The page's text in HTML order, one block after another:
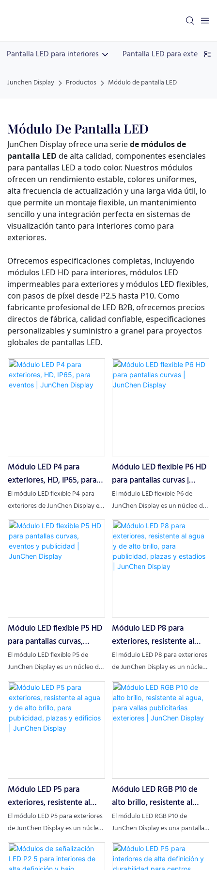
Pantalla LED para interiores Pantalla LED para exteriores
Junchen Display Productos Módulo de pantalla LED
Módulo De Pantalla LED
JunChen Display ofrece una seriede módulos de
pantalla LED de alta calidad, componentes esenciales
para pantallas LED a todo color. Nuestros módulos
ofrecen un rendimiento estable, colores uniformes,
alta frecuencia de actualización y una larga vida útil, lo
que permite un montaje flexible, un mantenimiento
sencillo y una integración perfecta en sistemas de
visualización tanto para interiores como para
exteriores.
Ofrecemos especificaciones completas, incluyendo
módulos LED HD para interiores, módulos LED
impermeables para exteriores y módulos LED flexibles,
con pasos de píxel desde P2.5 hasta P10. Como
fabricante profesional de LED B2B, ofrecemos precios
directos de fábrica, calidad confiable, especificaciones
personalizables y suministro a granel para proyectos
globales de pantallas LED.
Módulo LED P4 para
exteriores, HD, IP65, para
eventos | JunChen Display
El módulo LED flexible P4 para
exteriores de JunChen Display es
un núcleo de pantalla flexible
profesional para exteriores. Con
una distancia entre píxeles de 4
mm (62500 puntos/㎡),
exteriores se adapta a superficies
curvas. Integra imágenes HD,
durabilidad en exteriores y fácil
instalación, ideal para publicidad
exterior, fondos de escenario y
Módulo LED flexible P6 HD
para pantallas curvas |
JunChen Display
El módulo LED flexible P6 de
JunChen Display es un núcleo de
pantalla flexible profesional para
diversos escenarios. Con una
distancia entre píxeles de 6 mm
(27778 puntos/㎡), material de
PCB ultraflexible, diseño ligero y
Integra imágenes HD, es fácil de
instalar y duradero, ideal para
anuncios curvos, escenarios e
instalaciones creativas.
Módulo LED flexible P5 HD
para pantallas curvas,
eventos y publicidad |
JunChen Display
El módulo LED flexible P5 de
JunChen Display es un núcleo de
pantalla flexible profesional para
diversos escenarios. Con una
distancia entre píxeles de 5 mm
(40 000 puntos/㎡), material de
PCB ultraflexible, diseño ligero y
Es ideal para pantallas
publicitarias curvas, fondos de
escenario e instalaciones
creativas, integrando imágenes
en alta definición, fácil instalación
Módulo LED P8 para
exteriores, resistente al
agua y de alto brillo, para
publicidad, plazas y
estadios | JunChen Display
El módulo LED P8 para exteriores
de JunChen Display es un núcleo
de pantalla de alta fiabilidad para
exteriores, diseñado para
entornos exigentes. Con una
distancia entre píxeles de 8 mm
módulo LED para exteriores
ofrece imágenes nítidas y vívidas.
Es ideal para publicidad exterior,
displays en plazas, estadios y
fachadas arquitectónicas, ya que
intemperie, eficiencia energética
y un rendimiento estable.
Módulo LED P5 para
exteriores, resistente al
agua y de alto brillo, para
publicidad, plazas y
edificios | JunChen Display
El módulo LED P5 para exteriores
de JunChen Display es un núcleo
de pantalla profesional para
exteriores, diseñado para
entornos hostiles. Con una
Módulo LED RGB P10 de
alto brillo, resistente al
agua, para vallas
publicitarias exteriores |
JunChen Display
El módulo LED RGB P10 de
JunChen Display es una pantalla
LED profesional para exteriores,
diseñada para entornos
exteriores hostiles. Con una